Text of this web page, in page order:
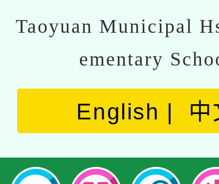
Taoyuan Municipal
ementary
English 中